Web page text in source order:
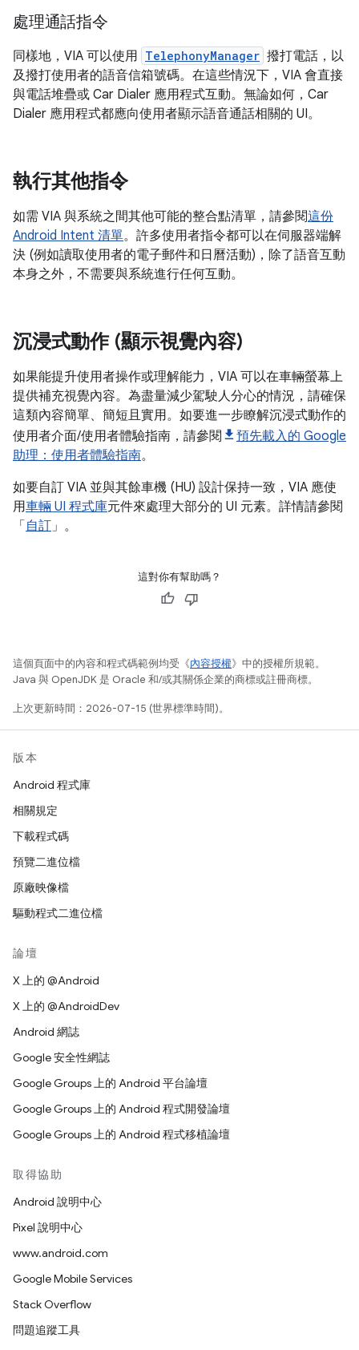
處理通話指令
同樣地，VIA 可以使用 TelephonyManager 撥打電話，以
及撥打使用者的語音信箱號碼。在這些情況下，VIA 會直接
與電話堆疊或 Car Dialer 應用程式互動。無論如何，Car
Dialer 應用程式都應向使用者顯示語音通話相關的 UI。
執行其他指令
如需 VIA 與系統之間其他可能的整合點清單，請參閱這份
Android Intent 清單。許多使用者指令都可以在伺服器端解
決 (例如讀取使用者的電子郵件和日曆活動)，除了語音互動
本身之外，不需要與系統進行任何互動。
沉浸式動作 (顯示視覺內容)
如果能提升使用者操作或理解能力，VIA 可以在車輛螢幕上
提供補充視覺內容。為盡量減少駕駛人分心的情況，請確保
這類內容簡單、簡短且實用。如要進一步瞭解沉浸式動作的
使用者介面/使用者體驗指南，請參閱
預先載入的 Google
助理：使用者體驗指南。
如要自訂 VIA 並與其餘車機 (HU) 設計保持一致，VIA 應使
用車輛 UI 程式庫元件來處理大部分的 UI 元素。詳情請參閱
「 自訂」。
這對你有幫助嗎？
這個頁面中的內容和程式碼範例均受《內容授權》中的授權所規範。
Java 與 OpenJDK 是 Oracle 和/或其關係企業的商標或註冊商標。
上次更新時間：2026-07-15 (世界標準時間)。
版本
Android 程式庫
相關規定
下載程式碼
預覽二進位檔
原廠映像檔
驅動程式二進位檔
論壇
X 上的 @Android
X 上的 @AndroidDev
Android 網誌
Google 安全性網誌
Google Groups 上的 Android 平台論壇
Google Groups 上的 Android 程式開發論壇
Google Groups 上的 Android 程式移植論壇
取得協助
Android 說明中心
Pixel 說明中心
www.android.com
Google Mobile Services
Stack Overflow
問題追蹤工具